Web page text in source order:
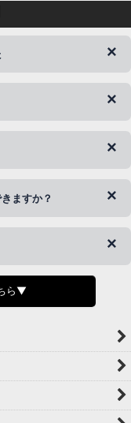
です。
のご連絡やキャンセル
合わない場合は変更、
ア決済・おねだり決
ますか？
ります。
ら▼